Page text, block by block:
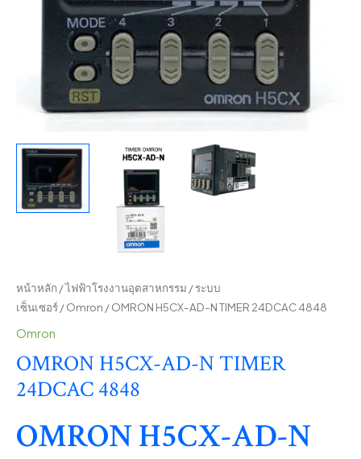
หน้าหลัก /ไฟฟ้าโรงงานอุตสาหกรรม /ระบบ
เซ็นเซอร์/Omron / OMRON H5CX-AD-N TIMER 24DCAC 4848
Omron
OMRON H5CX-AD-N TIMER
24DCAC 4848
OMRON H5CX-AD-N